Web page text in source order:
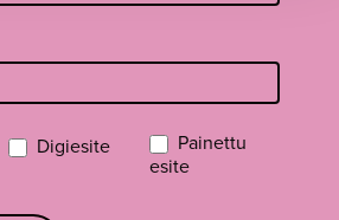
Digiesite
Painettu
esite